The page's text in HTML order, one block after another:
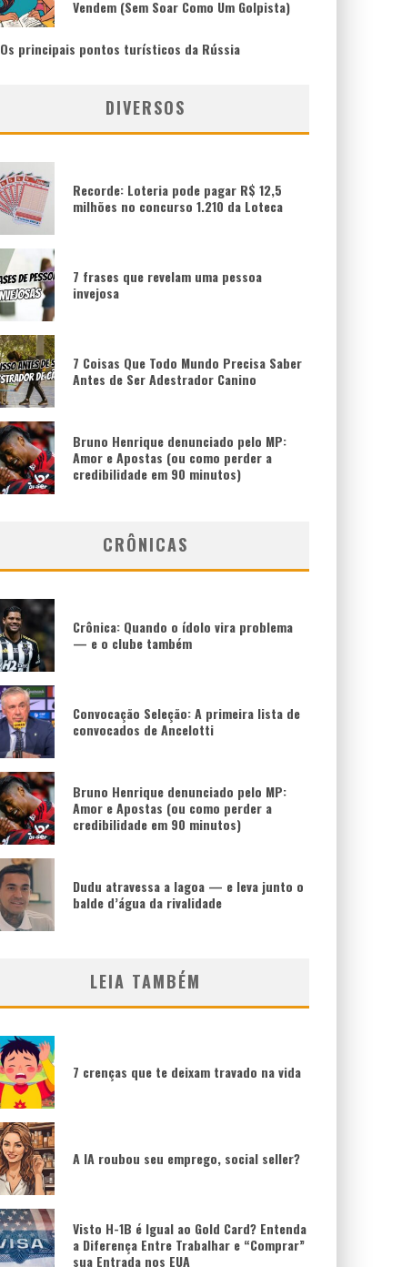
Vendem (Sem Soar Como Um Golpista)
Os principais pontos turísticos da Rússia
DIVERSOS
Recorde: Loteria pode pagar R$ 12,5
milhões no concurso 1.210 da Loteca
7 frases que revelam uma pessoa
invejosa
7 Coisas Que Todo Mundo Precisa Saber
Antes de Ser Adestrador Canino
Bruno Henrique denunciado pelo MP:
Amor e Apostas (ou como perder a
credibilidade em 90 minutos)
CRÔNICAS
Crônica: Quando o ídolo vira problema
— e o clube também
Convocação Seleção: A primeira lista de
convocados de Ancelotti
Bruno Henrique denunciado pelo MP:
Amor e Apostas (ou como perder a
credibilidade em 90 minutos)
Dudu atravessa a lagoa — e leva junto o
balde d’água da rivalidade
LEIA TAMBÉM
7 crenças que te deixam travado na vida
A IA roubou seu emprego, social seller?
Visto H-1B é Igual ao Gold Card? Entenda
a Diferença Entre Trabalhar e “Comprar”
sua Entrada nos EUA